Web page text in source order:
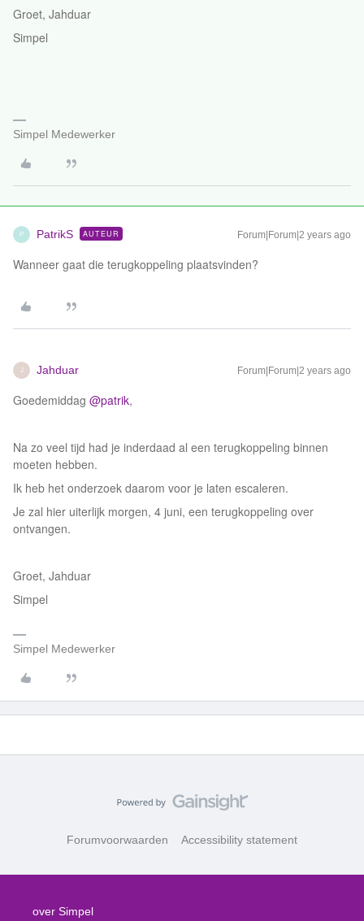
Groet, Jahduar
Simpel
Simpel Medewerker
P PatrikS AUTEUR Forum|Forum|2 years ago
Wanneer gaat die terugkoppeling plaatsvinden?
J Jahduar Forum|Forum|2 years ago
Goedemiddag @patrik,
Na zo veel tijd had je inderdaad al een terugkoppeling binnen
moeten hebben.
Ik heb het onderzoek daarom voor je laten escaleren.
Je zal hier uiterlijk morgen, 4 juni, een terugkoppeling over
ontvangen.
Groet, Jahduar
Simpel
Simpel Medewerker
Forumvoorwaarden Accessibility statement
over Simpel